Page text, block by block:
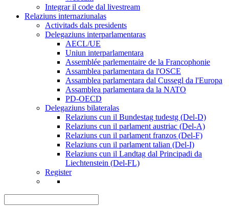
Integrar il code dal livestream
Relaziuns internaziunalas
Activitads dals presidents
Delegaziuns interparlamentaras
AECL/UE
Uniun interparlamentara
Assemblée parlementaire de la Francophonie
Assamblea parlamentara da l'OSCE
Assamblea parlamentara dal Cussegl da l'Europa
Assamblea parlamentara da la NATO
PD-OECD
Delegaziuns bilateralas
Relaziuns cun il Bundestag tudestg (Del-D)
Relaziuns cun il parlament austriac (Del-A)
Relaziuns cun il parlament franzos (Del-F)
Relaziuns cun il parlament talian (Del-I)
Relaziuns cun il Landtag dal Principadi da
Liechtenstein (Del-FL)
Register